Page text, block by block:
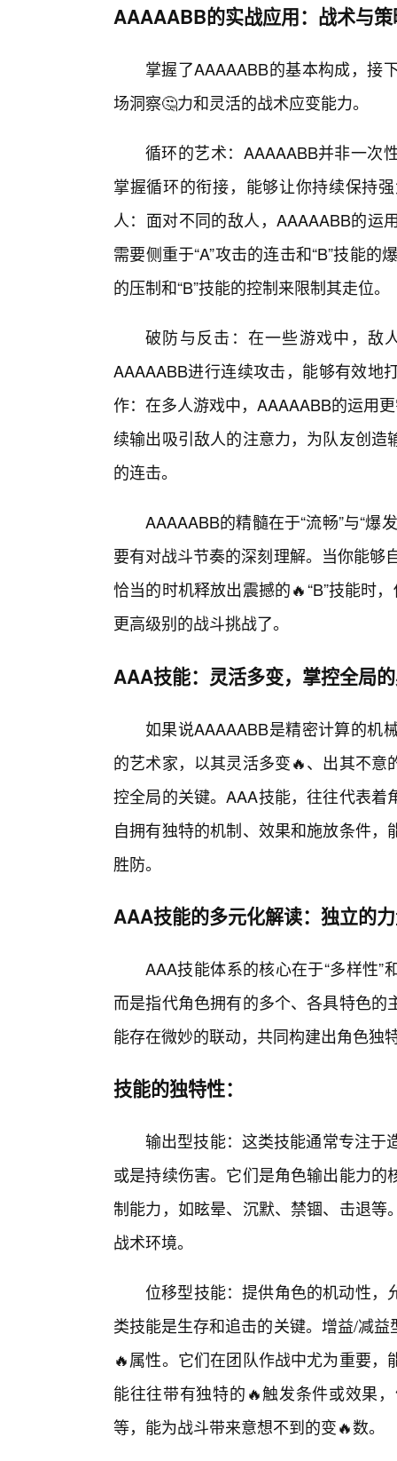
AAAAABB的实战应用：战术与
掌握了AAAAABB的基本构成，接
场洞察🤔力和灵活的战术应变能力。
循环的艺术：AAAAABB并非一次
掌握循环的衔接，能够让你持续保持
人：面对不同的敌人，AAAAABB的运
需要侧重于“A”攻击的连击和“B”技能
的压制和“B”技能的控制来限制其走位。
破防与反击：在一些游戏中，敌
AAAAABB进行连续攻击，能够有效地
作：在多人游戏中，AAAAABB的运用
续输出吸引敌人的注意力，为队友创
的连击。
AAAAABB的精髓在于“流畅”与“爆
要有对战斗节奏的深刻理解。当你能够
恰当的时机释放出震撼的🔥“B”技能时
更高级别的战斗挑战了。
AAA技能：灵活多变，掌控全局
如果说AAAAABB是精密计算的机
的艺术家，以其灵活多变🔥、出其不
控全局的关键。AAA技能，往往代表
自拥有独特的机制、效果和施放条件
胜防。
AAA技能的多元化解读：独立的
AAA技能体系的核心在于“多样性”
而是指代角色拥有的多个、各具特色
能存在微妙的联动，共同构建出角色独
技能的独特性：
输出型技能：这类技能通常专注于
或是持续伤害。它们是角色输出能力
制能力，如眩晕、沉默、禁锢、击退
战术环境。
位移型技能：提供角色的机动性
类技能是生存和追击的关键。增益/减
🔥属性。它们在团队作战中尤为重要
能往往带有独特的🔥触发条件或效果
等，能为战斗带来意想不到的变🔥数。